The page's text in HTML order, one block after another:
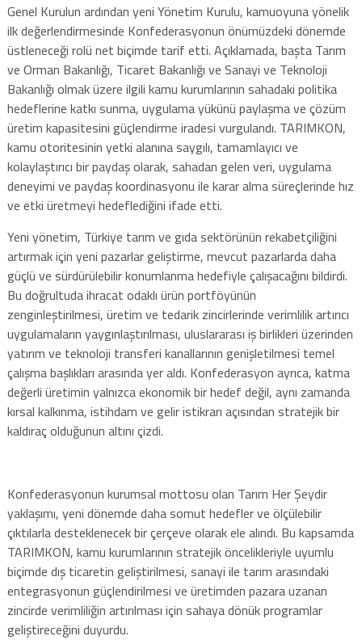
Genel Kurulun ardından yeni Yönetim Kurulu, kamuoyuna yönelik
ilk değerlendirmesinde Konfederasyonun önümüzdeki dönemde
üstleneceği rolü net biçimde tarif etti. Açıklamada, başta Tarım
ve Orman Bakanlığı, Ticaret Bakanlığı ve Sanayi ve Teknoloji
Bakanlığı olmak üzere ilgili kamu kurumlarının sahadaki politika
hedeflerine katkı sunma, uygulama yükünü paylaşma ve çözüm
üretim kapasitesini güçlendirme iradesi vurgulandı. TARIMKON,
kamu otoritesinin yetki alanına saygılı, tamamlayıcı ve
kolaylaştırıcı bir paydaş olarak, sahadan gelen veri, uygulama
deneyimi ve paydaş koordinasyonu ile karar alma süreçlerinde hız
ve etki üretmeyi hedeflediğini ifade etti.
Yeni yönetim, Türkiye tarım ve gıda sektörünün rekabetçiliğini
artırmak için yeni pazarlar geliştirme, mevcut pazarlarda daha
güçlü ve sürdürülebilir konumlanma hedefiyle çalışacağını bildirdi.
Bu doğrultuda ihracat odaklı ürün portföyünün
zenginleştirilmesi, üretim ve tedarik zincirlerinde verimlilik artırıcı
uygulamaların yaygınlaştırılması, uluslararası iş birlikleri üzerinden
yatırım ve teknoloji transferi kanallarının genişletilmesi temel
çalışma başlıkları arasında yer aldı. Konfederasyon ayrıca, katma
değerli üretimin yalnızca ekonomik bir hedef değil, aynı zamanda
kırsal kalkınma, istihdam ve gelir istikrarı açısından stratejik bir
kaldıraç olduğunun altını çizdi.
Konfederasyonun kurumsal mottosu olan Tarım Her Şeydir
yaklaşımı, yeni dönemde daha somut hedefler ve ölçülebilir
çıktılarla desteklenecek bir çerçeve olarak ele alındı. Bu kapsamda
TARIMKON, kamu kurumlarının stratejik öncelikleriyle uyumlu
biçimde dış ticaretin geliştirilmesi, sanayi ile tarım arasındaki
entegrasyonun güçlendirilmesi ve üretimden pazara uzanan
zincirde verimliliğin artırılması için sahaya dönük programlar
geliştireceğini duyurdu.